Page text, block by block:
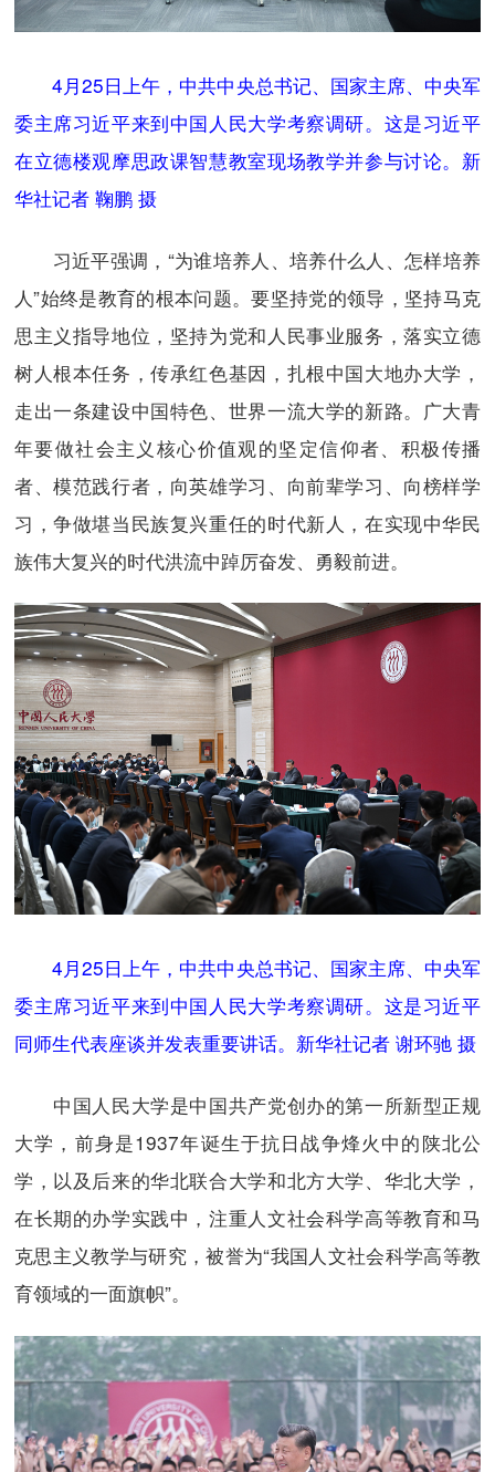
4月25日上午，中共中央总书记、国家主席、中央军
委主席习近平来到中国人民大学考察调研。这是习近平
在立德楼观摩思政课智慧教室现场教学并参与讨论。新
华社记者 鞠鹏 摄
习近平强调，“为谁培养人、培养什么人、怎样培养
人”始终是教育的根本问题。要坚持党的领导，坚持马克
思主义指导地位，坚持为党和人民事业服务，落实立德
树人根本任务，传承红色基因，扎根中国大地办大学，
走出一条建设中国特色、世界一流大学的新路。广大青
年要做社会主义核心价值观的坚定信仰者、积极传播
者、模范践行者，向英雄学习、向前辈学习、向榜样学
习，争做堪当民族复兴重任的时代新人，在实现中华民
族伟大复兴的时代洪流中踔厉奋发、勇毅前进。
4月25日上午，中共中央总书记、国家主席、中央军
委主席习近平来到中国人民大学考察调研。这是习近平
同师生代表座谈并发表重要讲话。新华社记者 谢环驰 摄
中国人民大学是中国共产党创办的第一所新型正规
大学，前身是1937年诞生于抗日战争烽火中的陕北公
学，以及后来的华北联合大学和北方大学、华北大学，
在长期的办学实践中，注重人文社会科学高等教育和马
克思主义教学与研究，被誉为“我国人文社会科学高等教
育领域的一面旗帜”。